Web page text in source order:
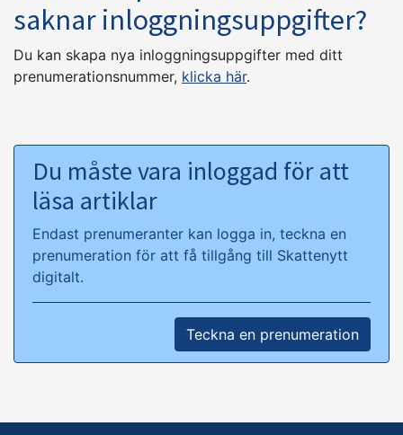
saknar inloggningsuppgifter?
Du kan skapa nya inloggningsuppgifter med ditt
prenumerationsnummer, klicka här.
Du måste vara inloggad för att
läsa artiklar
Endast prenumeranter kan logga in, teckna en
prenumeration för att få tillgång till Skattenytt
digitalt.
Teckna en prenumeration